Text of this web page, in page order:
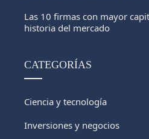
Las 10 firmas con mayor
historia del mercado
CATEGORÍAS
Ciencia y tecnología
Inversiones y negocios